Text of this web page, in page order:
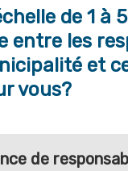
de 1 à
entre les
et
vous?
de